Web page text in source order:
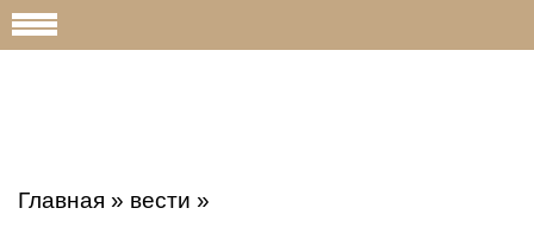
Главная » вести »